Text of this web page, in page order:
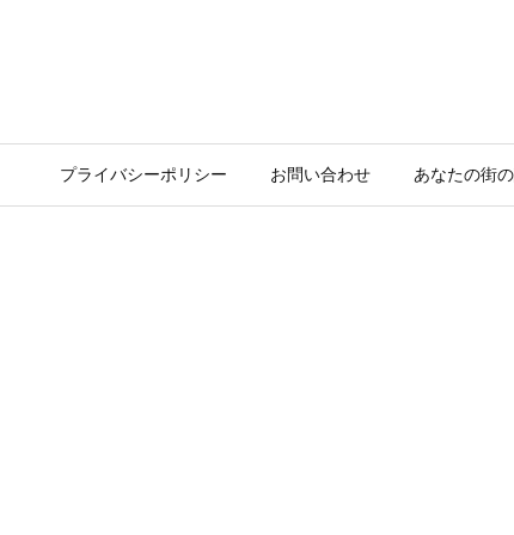
プライバシーポリシー お問い合わせ あなたの街